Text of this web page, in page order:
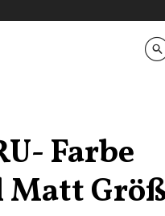
Farbe